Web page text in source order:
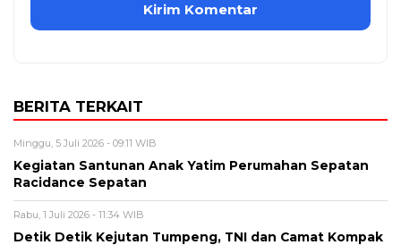
BERITA TERKAIT
Minggu, 5 Juli 2026 - 09:11 WIB
Kegiatan Santunan Anak Yatim Perumahan Sepatan
Racidance Sepatan
Rabu, 1 Juli 2026 - 11:34 WIB
Detik Detik Kejutan Tumpeng, TNI dan Camat Kompak